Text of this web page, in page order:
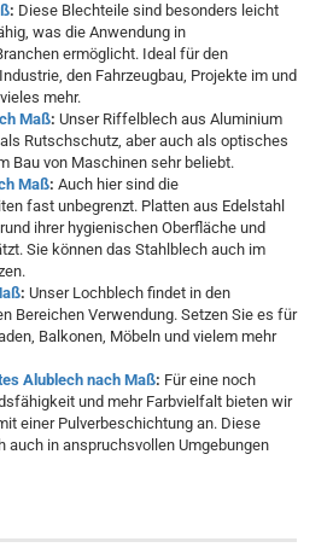
: Diese Blechteile sind besonders leicht
was die Anwendung in
ermöglicht. Ideal für den
den Fahrzeugbau, Projekte im und
mehr.
Maß: Unser Riffelblech aus Aluminium
Rutschschutz, aber auch als optisches
Bau von Maschinen sehr beliebt.
Maß: Auch hier sind die
fast unbegrenzt. Platten aus Edelstahl
ihrer hygienischen Oberfläche und
Sie können das Stahlblech auch im
: Unser Lochblech findet in den
Bereichen Verwendung. Setzen Sie es für
Balkonen, Möbeln und vielem mehr
Alublech nach Maß: Für eine noch
und mehr Farbvielfalt bieten wir
einer Pulverbeschichtung an. Diese
auch in anspruchsvollen Umgebungen